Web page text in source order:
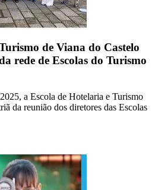
de Viana do Castelo
rede de Escolas do Turismo
a Escola de Hotelaria e Turismo
da reunião dos diretores das Escolas